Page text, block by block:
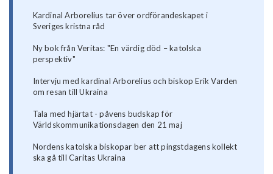
Kardinal Arborelius tar över ordförandeskapet i
Sveriges kristna råd
Ny bok från Veritas: "En värdig död – katolska
perspektiv"
Intervju med kardinal Arborelius och biskop Erik Varden
om resan till Ukraina
Tala med hjärtat - påvens budskap för
Världskommunikationsdagen den 21 maj
Nordens katolska biskopar ber att pingstdagens kollekt
ska gå till Caritas Ukraina